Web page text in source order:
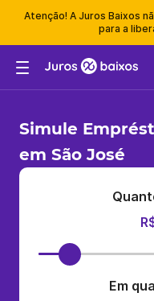
Atenção! A Juros Baixos
para a
Simule
em São José
Em